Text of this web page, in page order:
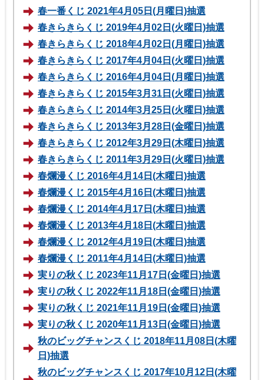
春一番くじ 2021年4月05日(月曜日)抽選
春きらきらくじ 2019年4月02日(火曜日)抽選
春きらきらくじ 2018年4月02日(月曜日)抽選
春きらきらくじ 2017年4月04日(火曜日)抽選
春きらきらくじ 2016年4月04日(月曜日)抽選
春きらきらくじ 2015年3月31日(火曜日)抽選
春きらきらくじ 2014年3月25日(火曜日)抽選
春きらきらくじ 2013年3月28日(金曜日)抽選
春きらきらくじ 2012年3月29日(木曜日)抽選
春きらきらくじ 2011年3月29日(火曜日)抽選
春爛漫くじ 2016年4月14日(木曜日)抽選
春爛漫くじ 2015年4月16日(木曜日)抽選
春爛漫くじ 2014年4月17日(木曜日)抽選
春爛漫くじ 2013年4月18日(木曜日)抽選
春爛漫くじ 2012年4月19日(木曜日)抽選
春爛漫くじ 2011年4月14日(木曜日)抽選
実りの秋くじ 2023年11月17日(金曜日)抽選
実りの秋くじ 2022年11月18日(金曜日)抽選
実りの秋くじ 2021年11月19日(金曜日)抽選
実りの秋くじ 2020年11月13日(金曜日)抽選
秋のビッグチャンスくじ 2018年11月08日(木曜
日)抽選
秋のビッグチャンスくじ 2017年10月12日(木曜